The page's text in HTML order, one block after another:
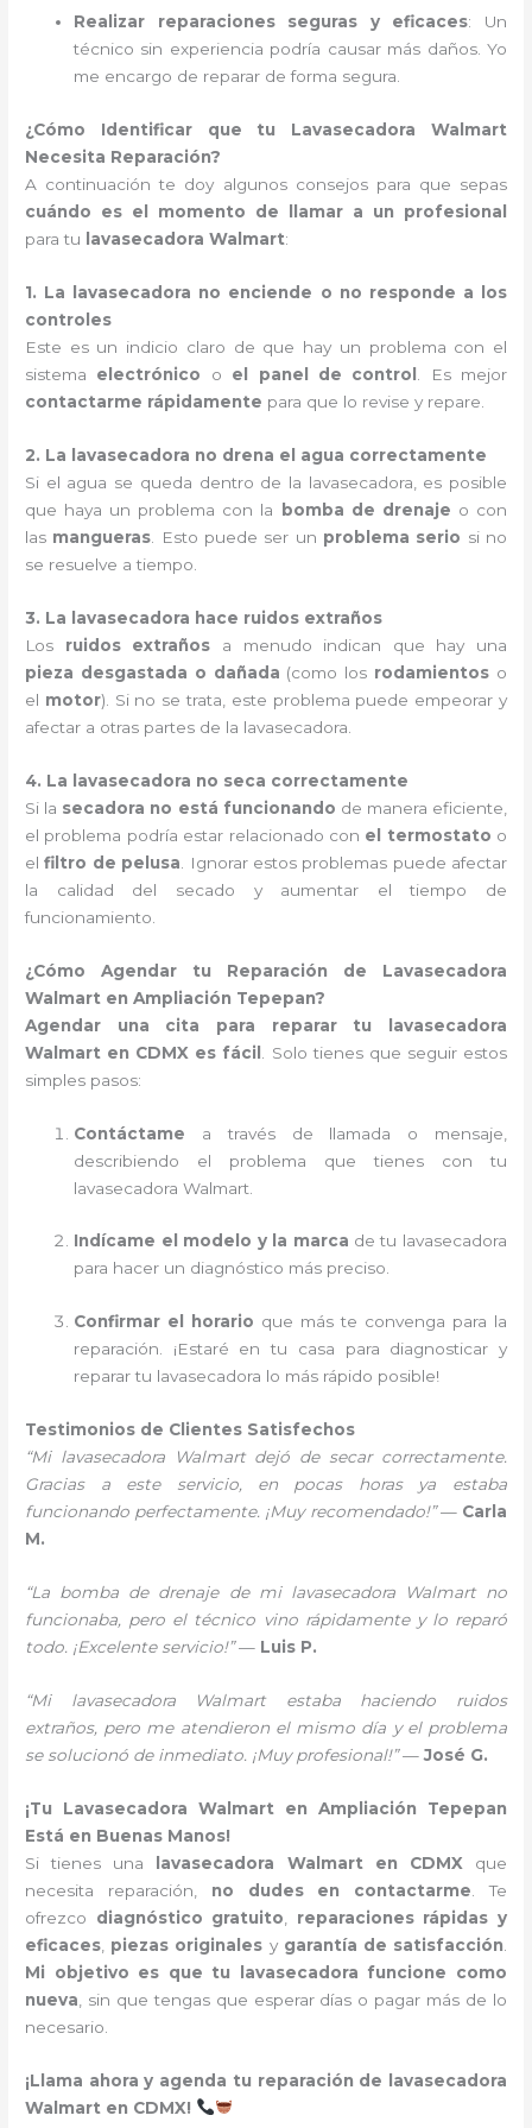
Realizar reparaciones seguras y eficaces: Un
técnico sin experiencia podría causar más daños. Yo
me encargo de reparar de forma segura.
¿Cómo Identificar que tu Lavasecadora Walmart
Necesita Reparación?
A continuación te doy algunos consejos para que sepas
cuándo es el momento de llamar a un profesional
para tu
lavasecadora Walmart:
1. La lavasecadora no enciende o no responde a los
controles
Este es un indicio claro de que hay un problema con el
sistema electrónico o el panel de control
. Es mejor
contactarme rápidamente para que lo revise y repare.
2. La lavasecadora no drena el agua correctamente
Si el agua se queda dentro de la lavasecadora, es posible
que haya un problema con la
bomba de drenaje o con
las mangueras . Esto puede ser un problema serio si no
se resuelve a tiempo.
3. La lavasecadora hace ruidos extraños
Los ruidos extraños a menudo indican que hay una
pieza desgastada o dañada (como los rodamientos o
el motor). Si no se trata, este problema puede empeorar y
afectar a otras partes de la lavasecadora.
4. La lavasecadora no seca correctamente
Si la secadora no está funcionando de manera eficiente,
el problema podría estar relacionado con el termostato o
elfiltro de pelusa . Ignorar estos problemas puede afectar
la calidad del secado y aumentar el tiempo de
funcionamiento.
¿Cómo Agendar tu Reparación de Lavasecadora
Walmart en Ampliación Tepepan?
Agendar una cita para reparar tu lavasecadora
Walmart en CDMX es fácil
. Solo tienes que seguir estos
simples pasos:
Contáctame a través de llamada o mensaje,
describiendo el problema que tienes con tu
lavasecadora Walmart.
Indícame el modelo y la marca de tu lavasecadora
para hacer un diagnóstico más preciso.
Confirmar el horario que más te convenga para la
reparación. ¡Estaré en tu casa para diagnosticar y
reparar tu lavasecadora lo más rápido posible!
Testimonios de Clientes Satisfechos
“Mi lavasecadora Walmart dejó de secar correctamente.
Gracias a este servicio, en pocas horas ya estaba
funcionando perfectamente. ¡Muy recomendado!”— Carla
M.
“La bomba de drenaje de mi lavasecadora Walmart no
funcionaba, pero el técnico vino rápidamente y lo reparó
todo. ¡Excelente servicio!”— Luis P.
“Mi lavasecadora Walmart estaba haciendo ruidos
extraños, pero me atendieron el mismo día y el problema
se solucionó de inmediato. ¡Muy profesional!”—José G.
¡Tu Lavasecadora Walmart en Ampliación Tepepan
Está en Buenas Manos!
Si tienes una
lavasecadora Walmart en CDMX que
necesita reparación, no dudes en contactarme . Te
ofrezco diagnóstico gratuito
reparaciones rápidas y
eficaces piezas originales y garantía de satisfacción
Mi objetivo es que tu lavasecadora funcione como
nueva , sin que tengas que esperar días o pagar más de lo
necesario.
¡Llama ahora y agenda tu reparación de lavasecadora
Walmart en CDMX!